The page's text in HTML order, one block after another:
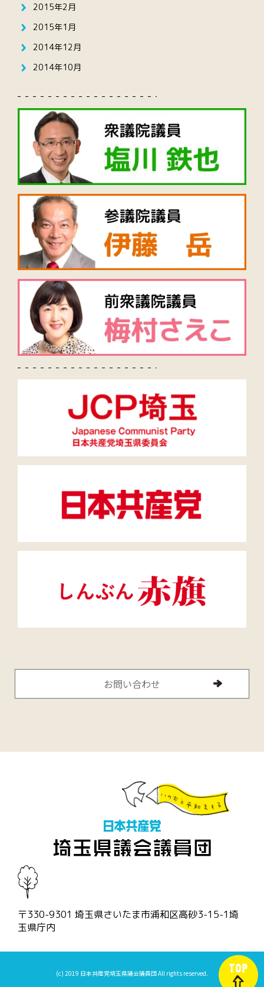
2015年2月
2015年1月
2014年12月
2014年10月
〒330-9301 埼玉県さいたま市浦和区高砂3-15-1埼
玉県庁内
お問い合わせ
(c) 2019 日本共産党埼玉県議会議員団 All rights reserved.